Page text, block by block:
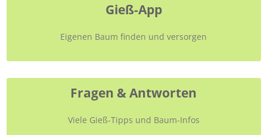
Gieß-App
Eigenen Baum finden und versorgen
Fragen & Antworten
Viele Gieß-Tipps und Baum-Infos